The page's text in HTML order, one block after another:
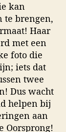
kan
te brengen,
Haar
met een
foto die
iets dat
twee
Dus wacht
helpen bij
aan
Oorsprong!